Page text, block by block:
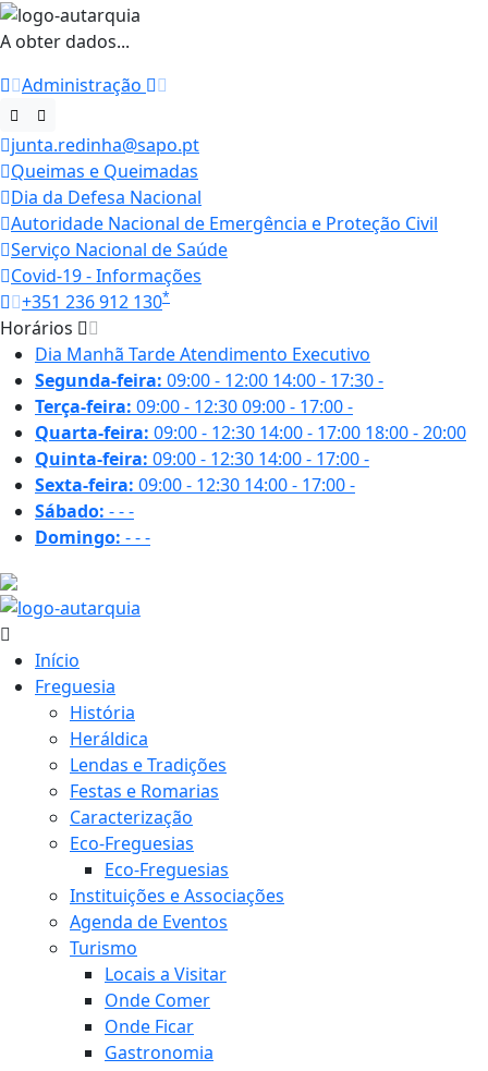
A obter dados...
Administração
junta.redinha@sapo.pt
Queimas e Queimadas
Dia da Defesa Nacional
Autoridade Nacional de Emergência e Proteção Civil
Serviço Nacional de Saúde
Covid-19 - Informações
+351 236 912 130*
Horários
Dia Manhã TardeAtendimento Executivo
Segunda-feira: 09:00 - 12:00 14:00 - 17:30-
Terça-feira: 09:00 - 12:3009:00 - 17:00-
Quarta-feira: 09:00 - 12:30 14:00 - 17:00 18:00 - 20:00
Quinta-feira: 09:00 - 12:30 14:00 - 17:00-
Sexta-feira: 09:00 - 12:30 14:00 - 17:00-
Sábado: ---
Domingo: ---
Início
Freguesia
História
Heráldica
Lendas e Tradições
Festas e Romarias
Caracterização
Eco-Freguesias
Eco-Freguesias
Instituições e Associações
Agenda de Eventos
Turismo
Locais a Visitar
Onde Comer
Onde Ficar
Gastronomia